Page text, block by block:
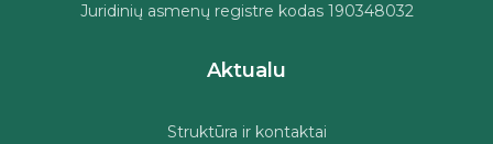
Juridinių asmenų registre kodas 190348032
Aktualu
Struktūra ir kontaktai